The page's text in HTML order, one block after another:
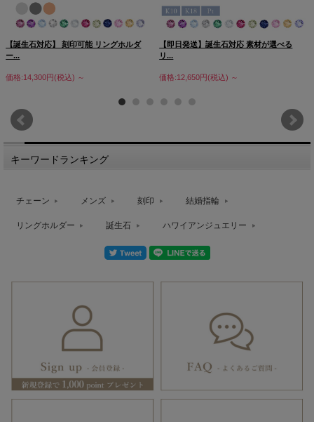
【誕生石対応】 刻印可能 リングホルダ
ー...
価格:14,300円(税込) ～
【即日発送】誕生石対応 素材が選べる
リ...
価格:12,650円(税込) ～
キーワードランキング
チェーン メンズ 刻印 結婚指輪
リングホルダー 誕生石 ハワイアンジュエリー